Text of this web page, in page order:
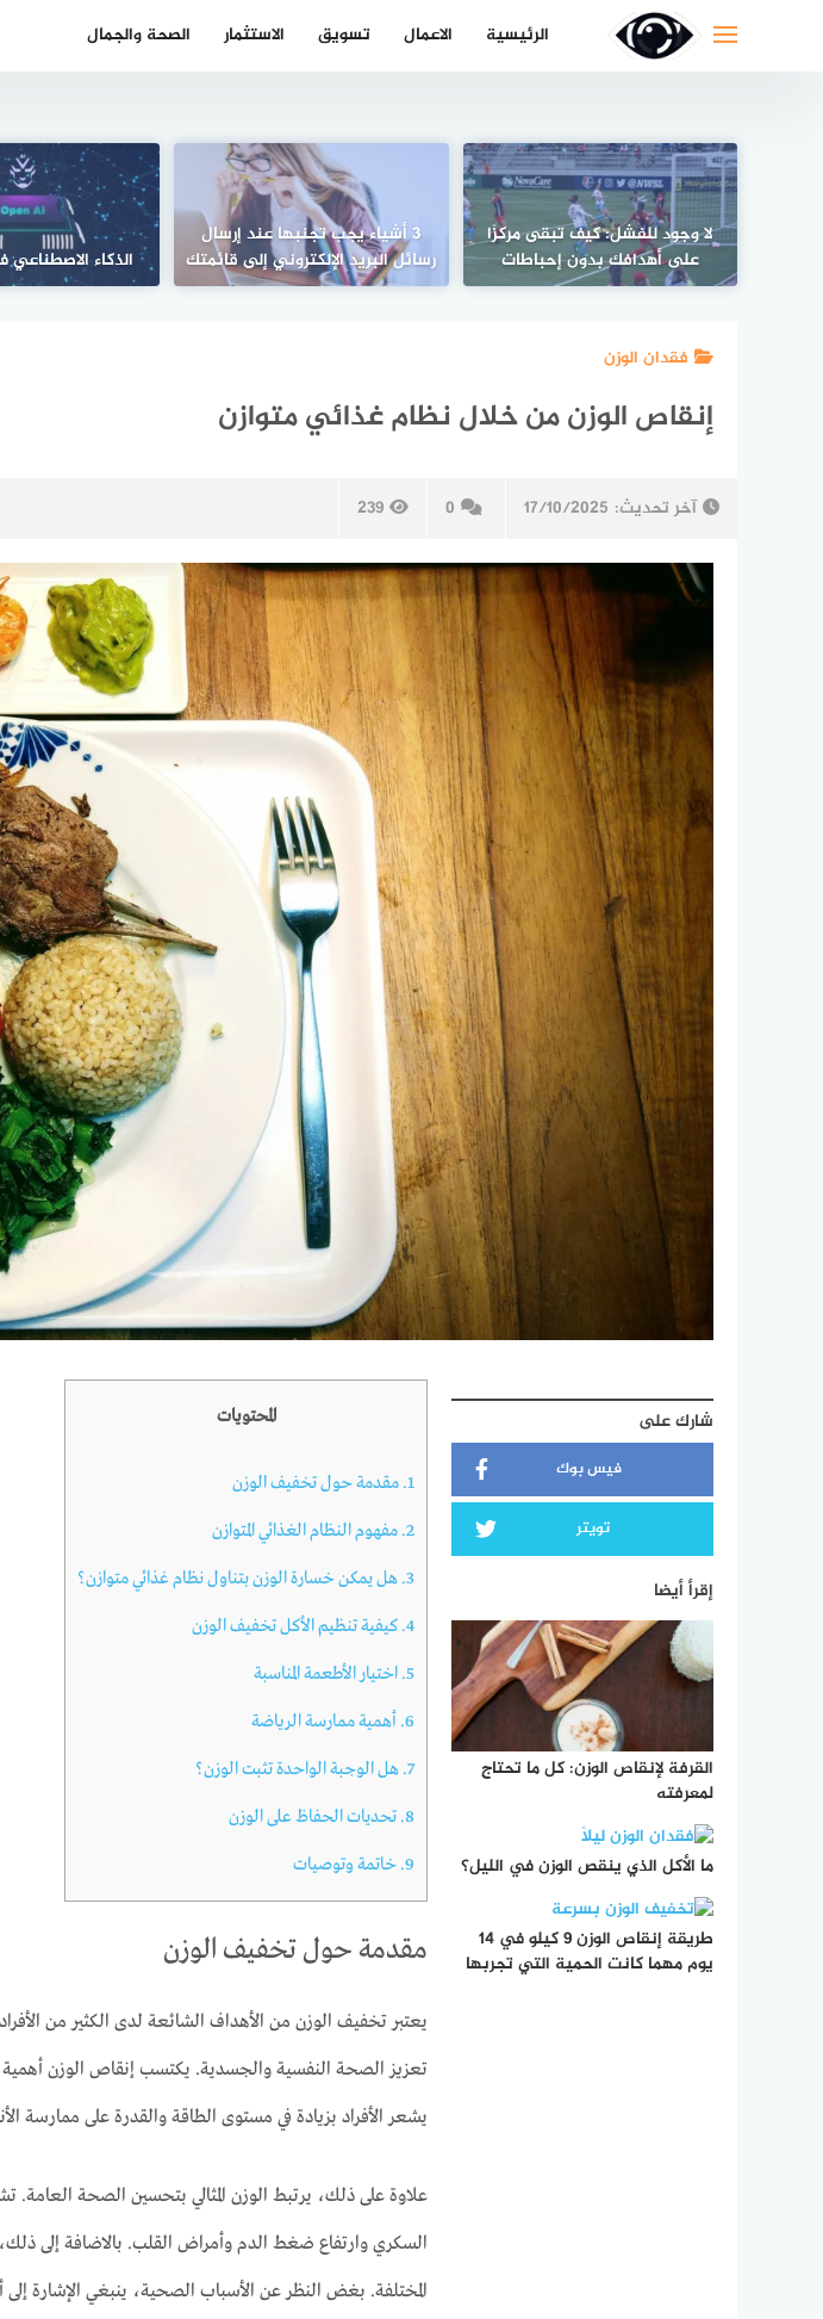
الرئيسية الاعمال تسويق الاستثمار الصحة والجمال
لا وجود للفشل: كيف تبقى مركزًا
على أهدافك بدون إحباطات
3 أشياء يجب تجنبها عند إرسال
رسائل البريد الإلكتروني إلى قائمتك
الذكاء الاصطناعي
فقدان الوزن
إنقاص الوزن من خلال نظام غذائي متوازن
آخر تحديث: 17/10/2025
0
239
شارك على
فيس بوك
تويتر
إقرأ أيضا
القرفة لإنقاص الوزن: كل ما تحتاج
لمعرفته
ما الأكل الذي ينقص الوزن في الليل؟
طريقة إنقاص الوزن 9 كيلو في 14
يوم مهما كانت الحمية التي تجربها
المحتويات
1. مقدمة حول تخفيف الوزن
2. مفهوم النظام الغذائي المتوازن
3. هل يمكن خسارة الوزن بتناول نظام غذائي متوازن؟
4. كيفية تنظيم الأكل تخفيف الوزن
5. اختيار الأطعمة المناسبة
6. أهمية ممارسة الرياضة
7. هل الوجبة الواحدة تثبت الوزن؟
8. تحديات الحفاظ على الوزن
9. خاتمة وتوصيات
مقدمة حول تخفيف الوزن
يعتبر تخفيف الوزن من الأهداف الشائعة لدى الكثير من
تعزيز الصحة النفسية والجسدية. يكتسب إنقاص الوزن أهمية
يشعر الأفراد بزيادة في مستوى الطاقة والقدرة على ممارسة
علاوة على ذلك، يرتبط الوزن المثالي بتحسين الصحة العامة.
السكري وارتفاع ضغط الدم وأمراض القلب. بالاضافة إلى
المختلفة. بغض النظر عن الأسباب الصحية، ينبغي الإشارة